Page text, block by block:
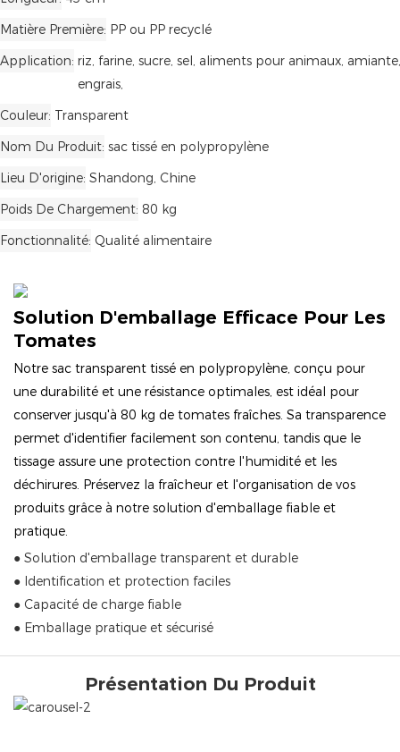
Matière Première PP ou PP recyclé
Application riz, farine, sucre, sel, aliments pour animaux, amiante,
engrais,
Couleur Transparent
Nom Du Produit sac tissé en polypropylène
Lieu D'origine Shandong, Chine
Poids De Chargement 80 kg
Fonctionnalité Qualité alimentaire
Solution D'emballage Efficace Pour Les
Tomates
Notre sac transparent tissé en polypropylène, conçu pour
une durabilité et une résistance optimales, est idéal pour
conserver jusqu'à 80 kg de tomates fraîches. Sa transparence
permet d'identifier facilement son contenu, tandis que le
tissage assure une protection contre l'humidité et les
déchirures. Préservez la fraîcheur et l'organisation de vos
produits grâce à notre solution d'emballage fiable et
pratique.
● Solution d'emballage transparent et durable
● Identification et protection faciles
● Capacité de charge fiable
● Emballage pratique et sécurisé
Présentation Du Produit